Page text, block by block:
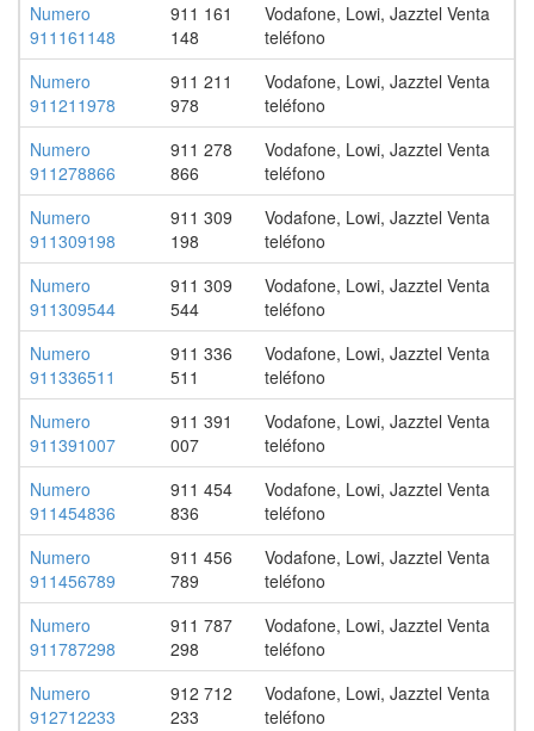
Numero
911161148
911 161
148
Vodafone, Lowi, Jazztel Venta
teléfono
Numero
911211978
911 211
978
Vodafone, Lowi, Jazztel Venta
teléfono
Numero
911278866
911 278
866
Vodafone, Lowi, Jazztel Venta
teléfono
Numero
911309198
911 309
198
Vodafone, Lowi, Jazztel Venta
teléfono
Numero
911309544
911 309
544
Vodafone, Lowi, Jazztel Venta
teléfono
Numero
911336511
911 336
511
Vodafone, Lowi, Jazztel Venta
teléfono
Numero
911391007
911 391
007
Vodafone, Lowi, Jazztel Venta
teléfono
Numero
911454836
911 454
836
Vodafone, Lowi, Jazztel Venta
teléfono
Numero
911456789
911 456
789
Vodafone, Lowi, Jazztel Venta
teléfono
Numero
911787298
911 787
298
Vodafone, Lowi, Jazztel Venta
teléfono
Numero
912712233
912 712
233
Vodafone, Lowi, Jazztel Venta
teléfono